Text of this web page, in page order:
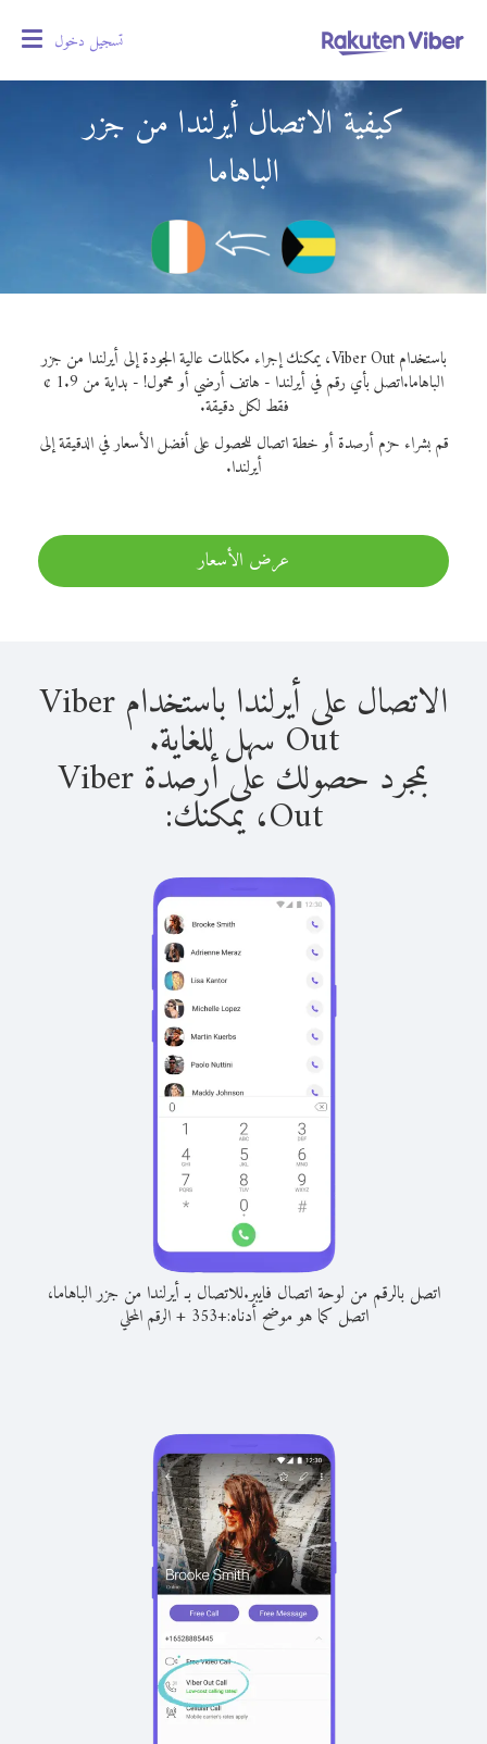
تسجيل دخول
كيفية الاتصال أيرلندا من جزر
الباهاما
باستخدام Viber Out، يمكنك إجراء مكالمات عالية الجودة إلى أيرلندا من جزر
الباهاما.
اتصل بأي رقم في أيرلندا - هاتف أرضي أو محمول! - بداية من 1.9 ¢
فقط لكل دقيقة.
قم بشراء حزم أرصدة أو خطة اتصال للحصول على أفضل الأسعار في الدقيقة إلى
أيرلندا.
عرض الأسعار
الاتصال على أيرلندا باستخدام Viber
Out سهل للغاية.
بمجرد حصولك على أرصدة Viber
Out، يمكنك:
اتصل بالرقم من لوحة اتصال فايبر.للاتصال بـ أيرلندا من جزر الباهاما،
اتصل كما هو موضح أدناه:+
353
+الرقم المحلي